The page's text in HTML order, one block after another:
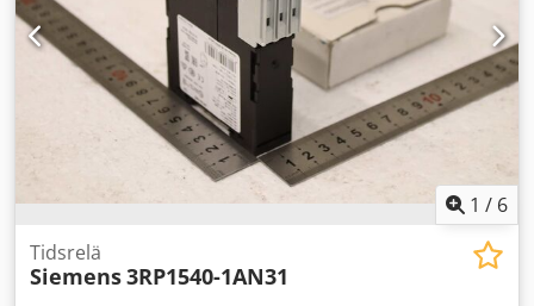
1 / 6
Tidsrelä
Siemens3RP1540-1AN31